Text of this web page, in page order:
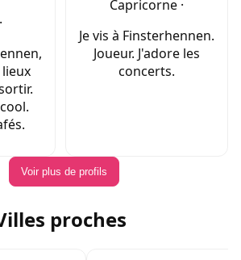
Capricorne ·
Je vis à Finsterhennen.
Joueur. J'adore les
concerts.
Voir plus de profils
proches